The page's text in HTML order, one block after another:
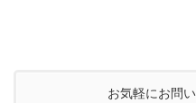
お気軽にお問